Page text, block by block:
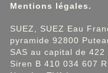
Mentions légales.
SUEZ, SUEZ Eau
pyramide 92800
SAS au capital de 422
Siren B 410 034 607